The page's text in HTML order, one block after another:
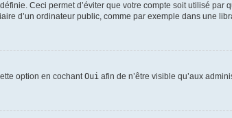
Ceci permet d’éviter que votre compte soit utilisé par
d’un ordinateur public, comme par exemple dans une
option en cochantOui afin de n’être visible qu’aux